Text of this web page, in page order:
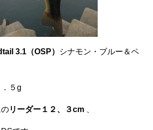
3.1（OSP）
シナモン・ブルー＆ペ
５g
リーダー１２、３cm